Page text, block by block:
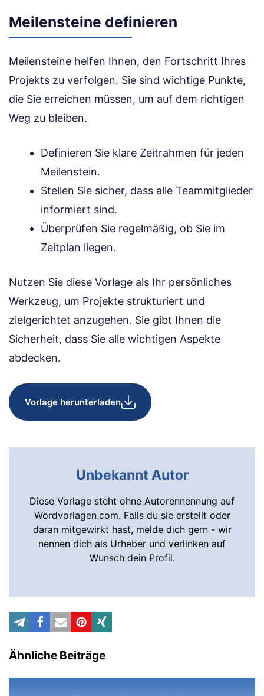
Meilensteine definieren
Meilensteine helfen Ihnen, den Fortschritt Ihres
Projekts zu verfolgen. Sie sind wichtige Punkte,
die Sie erreichen müssen, um auf dem richtigen
Weg zu bleiben.
Definieren Sie klare Zeitrahmen für jeden
Meilenstein.
Stellen Sie sicher, dass alle Teammitglieder
informiert sind.
Überprüfen Sie regelmäßig, ob Sie im
Zeitplan liegen.
Nutzen Sie diese Vorlage als Ihr persönliches
Werkzeug, um Projekte strukturiert und
zielgerichtet anzugehen. Sie gibt Ihnen die
Sicherheit, dass Sie alle wichtigen Aspekte
abdecken.
Vorlage herunterladen
Unbekannt Autor
Diese Vorlage steht ohne Autorennennung auf
Wordvorlagen.com. Falls du sie erstellt oder
daran mitgewirkt hast, melde dich gern - wir
nennen dich als Urheber und verlinken auf
Wunsch dein Profil.
Ähnliche Beiträge